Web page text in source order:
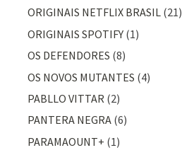
ORIGINAIS NETFLIX BRASIL (21)
ORIGINAIS SPOTIFY (1)
OS DEFENDORES (8)
OS NOVOS MUTANTES (4)
PABLLO VITTAR (2)
PANTERA NEGRA (6)
PARAMAOUNT+ (1)